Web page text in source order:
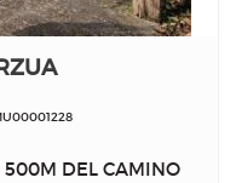
500M DEL CAMINO